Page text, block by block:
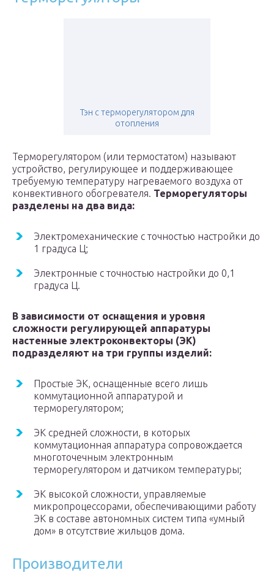
Тэн с терморегулятором для
отопления
Терморегулятором (или термостатом) называют
устройство, регулирующее и поддерживающее
требуемую температуру нагреваемого воздуха от
конвективного обогревателя. Терморегуляторы
разделены на два вида:
Электромеханические с точностью настройки до
1 градуса Ц;
Электронные с точностью настройки до 0,1
градуса Ц.
В зависимости от оснащения и уровня
сложности регулирующей аппаратуры
настенные электроконвекторы (ЭК)
подразделяют на три группы изделий:
Простые ЭК, оснащенные всего лишь
коммутационной аппаратурой и
терморегулятором;
ЭК средней сложности, в которых
коммутационная аппаратура сопровождается
многоточечным электронным
терморегулятором и датчиком температуры;
ЭК высокой сложности, управляемые
микропроцессорами, обеспечивающими работу
ЭК в составе автономных систем типа «умный
дом» в отсутствие жильцов дома.
Производители